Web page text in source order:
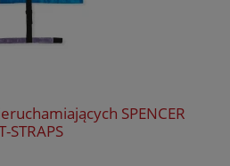
SPENCER
STRAPS